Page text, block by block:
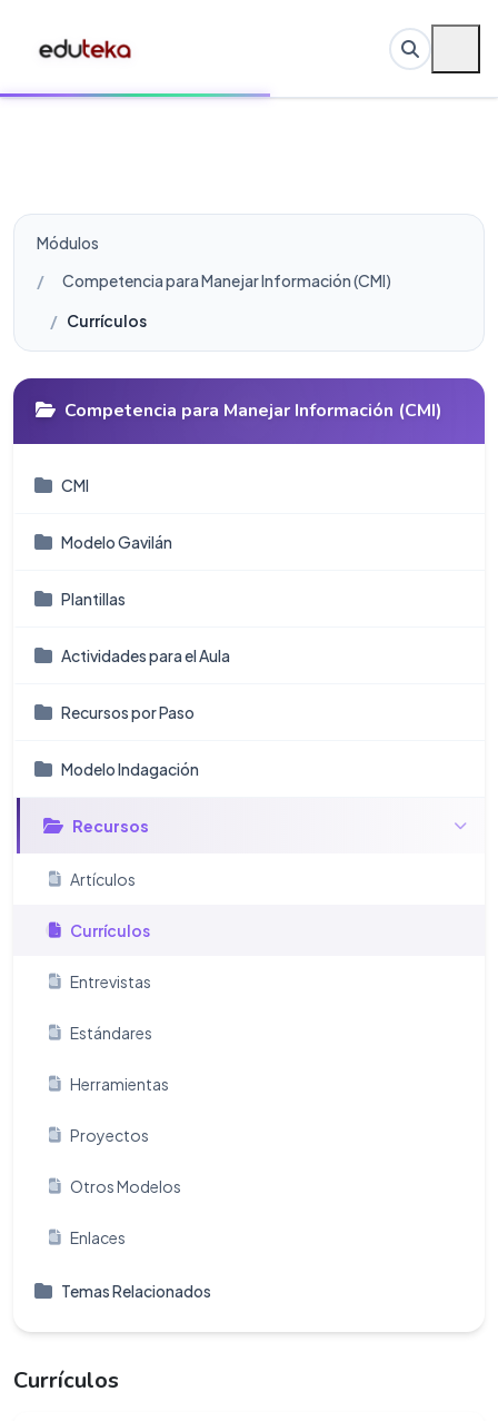
Módulos
Competencia para Manejar Información (CMI)
Currículos
Competencia para Manejar Información (CMI)
CMI
Modelo Gavilán
Plantillas
Actividades para el Aula
Recursos por Paso
Modelo Indagación
Recursos
Artículos
Currículos
Entrevistas
Estándares
Herramientas
Proyectos
Otros Modelos
Enlaces
Temas Relacionados
Currículos